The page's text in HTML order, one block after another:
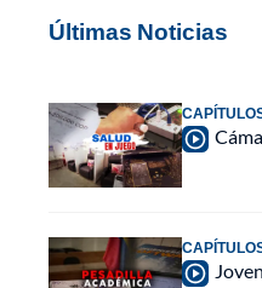
Últimas Noticias